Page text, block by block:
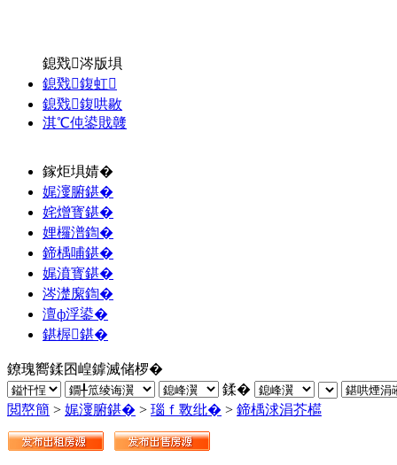
鎴戣涔版埧
鎴戣鍑虹
鎴戣鍑哄敭
淇℃伅鍙戝竷
鎵炬埧婧�
娓濅腑鍖�
姹熷寳鍖�
娌欏潽鍧�
鍗楀哺鍖�
娓濆寳鍖�
涔濋緳鍧�
澶ф浮鍙�
鍖楃鍖�
鐐瑰嚮鍒囨崲鎼滅储椤�
鍒�
閲嶅簡 > 娓濅腑鍖� > 瑙ｆ斁纰� > 鍗楀浗涓芥櫙